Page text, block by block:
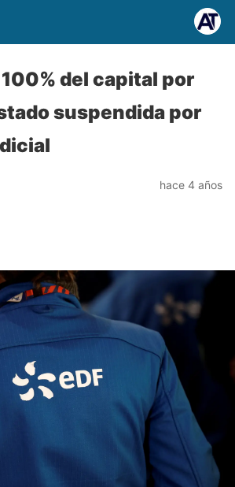
del capital por
suspendida por
hace 4 años